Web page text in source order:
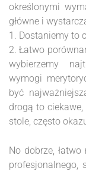
określonymi
główne i
1. Dostaniemy to
2. Łatwo
wybierzemy
wymogi
być
drogą to
stole, często
No dobrze,
profesjonalnego,